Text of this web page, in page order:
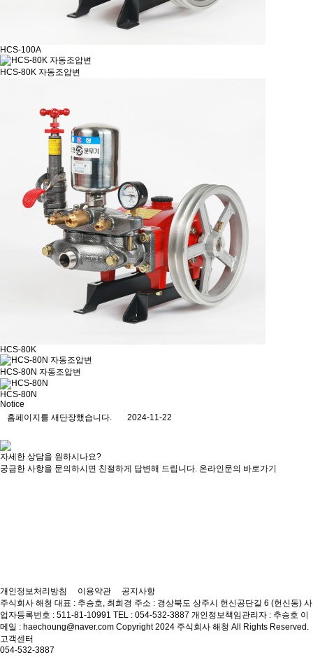
HCS-100A
HCS-80K 자동조압변
HCS-80K
HCS-80N 자동조압변
HCS-80N
Notice
홈페이지를 새단장했습니다.
2024-11-22
자세한 상담을 원하시나요?
궁금한 사항을 문의하시면 친절하게 답변해 드립니다. 온라인문의 바로가기
개인정보처리방침 이용약관
공지사항
주식회사 해청 대표 : 추승호, 최희경 주소 : 경상북도 상주시 헌신공단길 6 (헌신동) 사
업자등록번호 : 511-81-10991 TEL : 054-532-3887 개인정보책임관리자 : 추승호 이
메일 : haechoung@naver.com Copyright 2024 주식회사 해청 All Rights Reserved.
고객센터
054-532-3887